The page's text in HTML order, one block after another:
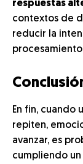
respuestas
contextos de
reducir la
En fin, cuando
repiten,
avanzar, es
cumpliendo